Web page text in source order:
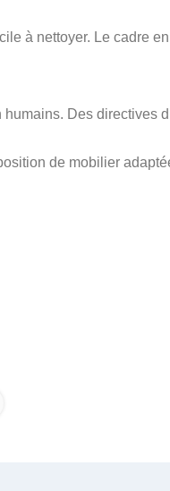
à nettoyer. Le cadre
Des directives
de mobilier